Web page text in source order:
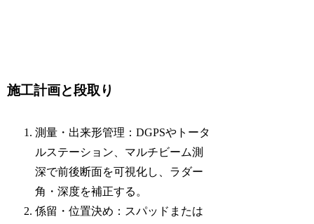
施工計画と段取り
測量・出来形管理：DGPSやトータ
ルステーション、マルチビーム測
深で前後断面を可視化し、ラダー
角・深度を補正する。
係留・位置決め：スパッドまたは